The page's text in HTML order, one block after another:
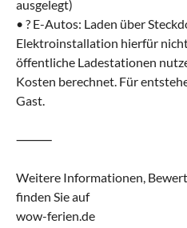
ausgelegt)
• ? E-Autos: Laden über
Elektroinstallation hierfür
öffentliche Ladestationen
Kosten berechnet. Für
Gast.
⸻
Weitere Informationen,
finden Sie auf
wow-ferien.de